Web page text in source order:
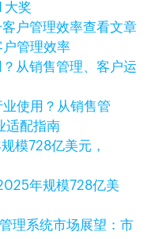
大奖
查看文章
管理效率
使用？从销售管
适配指南
年规模728亿美